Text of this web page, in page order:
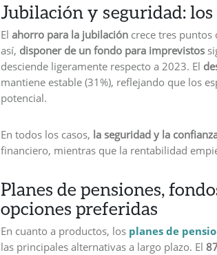
Jubilación y seguridad:
Elahorro para la jubilación crece tres
así, disponer de un fondo para imprevistos
desciende ligeramente respecto a 2023. El
mantiene estable (31%), reflejando que los
potencial.
En todos los casos, la seguridad y la
financiero, mientras que la rentabilidad
Planes de pensiones,
opciones preferidas
En cuanto a productos, los planes de
las principales alternativas a largo plazo. El